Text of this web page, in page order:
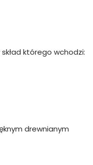
którego wchodzi:
drewnianym